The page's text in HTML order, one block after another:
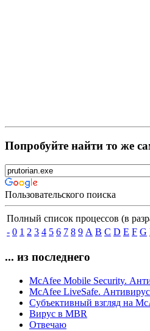
Попробуйте найти то же
Пользовательского поиска
Полный список процессов (в
- 0 1 2 3 4 5 6 7 8 9 A B C D E F G
... из последнего
McAfee Mobile Security.
McAfee LiveSafe.
Субъективный взгляд на
Вирус в MBR
Отвечаю